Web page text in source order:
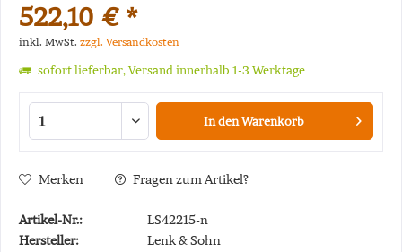
522,10 € *
inkl. MwSt. zzgl. Versandkosten
sofort lieferbar, Versand innerhalb 1-3 Werktage
In denWarenkorb
Merken Fragen zum Artikel?
Artikel-Nr.:
LS42215-n
Hersteller:
Lenk & Sohn